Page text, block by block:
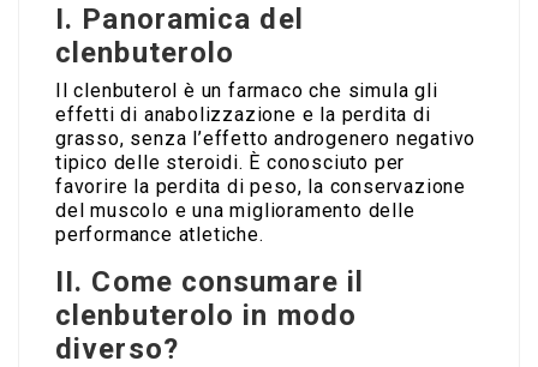
I. Panoramica del
clenbuterolo
Il clenbuterol è un farmaco che simula gli
effetti di anabolizzazione e la perdita di
grasso, senza l’effetto androgenero negativo
tipico delle steroidi. È conosciuto per
favorire la perdita di peso, la conservazione
del muscolo e una miglioramento delle
performance atletiche.
II. Come consumare il
clenbuterolo in modo
diverso?